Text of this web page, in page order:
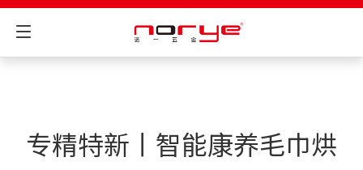
专精特新丨智能康养毛巾烘